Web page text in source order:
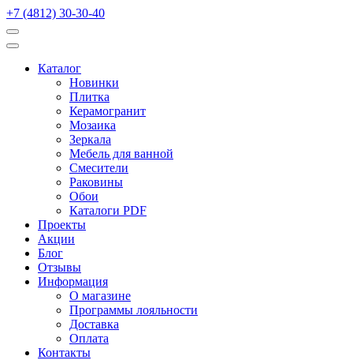
+7 (4812) 30-30-40
Каталог
Новинки
Плитка
Керамогранит
Мозаика
Зеркала
Мебель для ванной
Смесители
Раковины
Обои
Каталоги PDF
Проекты
Акции
Блог
Отзывы
Информация
О магазине
Программы лояльности
Доставка
Оплата
Контакты